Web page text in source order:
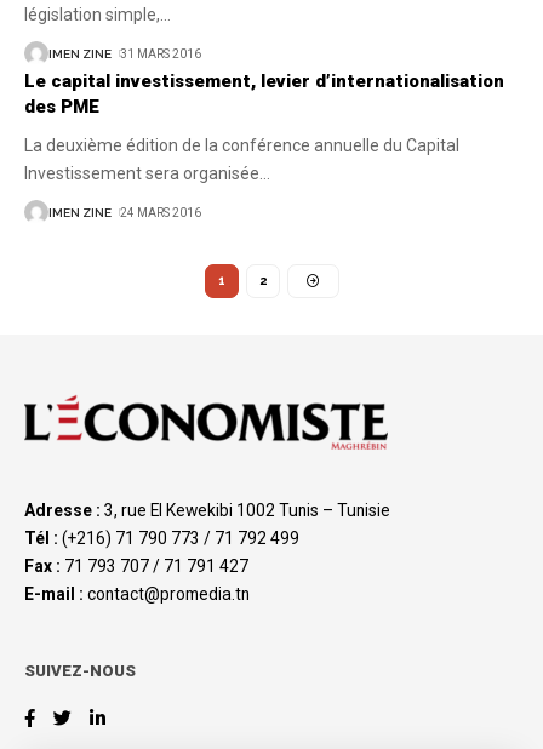
législation simple,…
IMEN ZINE 31 MARS 2016
Le capital investissement, levier d’internationalisation
des PME
La deuxième édition de la conférence annuelle du Capital
Investissement sera organisée…
IMEN ZINE 24 MARS 2016
1 2
Adresse : 3, rue El Kewekibi 1002 Tunis – Tunisie
Tél : (+216) 71 790 773 / 71 792 499
Fax : 71 793 707 / 71 791 427
E-mail : contact@promedia.tn
SUIVEZ-NOUS